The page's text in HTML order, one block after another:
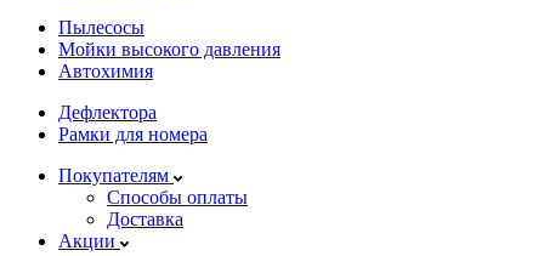
Пылесосы
Мойки высокого давления
Автохимия
Дефлектора
Рамки для номера
Покупателям
Способы оплаты
Доставка
Акции